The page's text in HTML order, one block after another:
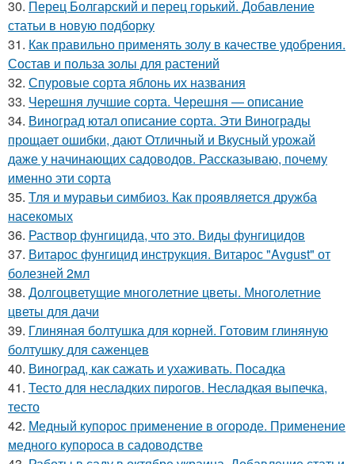
30. Перец Болгарский и перец горький. Добавление
статьи в новую подборку
31. Как правильно применять золу в качестве удобрения.
Состав и польза золы для растений
32. Спуровые сорта яблонь их названия
33. Черешня лучшие сорта. Черешня — описание
34. Виноград ютал описание сорта. Эти Винограды
прощает ошибки, дают Отличный и Вкусный урожай
даже у начинающих садоводов. Рассказываю, почему
именно эти сорта
35. Тля и муравьи симбиоз. Как проявляется дружба
насекомых
36. Раствор фунгицида, что это. Виды фунгицидов
37. Витарос фунгицид инструкция. Витарос "Avgust" от
болезней 2мл
38. Долгоцветущие многолетние цветы. Многолетние
цветы для дачи
39. Глиняная болтушка для корней. Готовим глиняную
болтушку для саженцев
40. Виноград, как сажать и ухаживать. Посадка
41. Тесто для несладких пирогов. Несладкая выпечка,
тесто
42. Медный купорос применение в огороде. Применение
медного купороса в садоводстве